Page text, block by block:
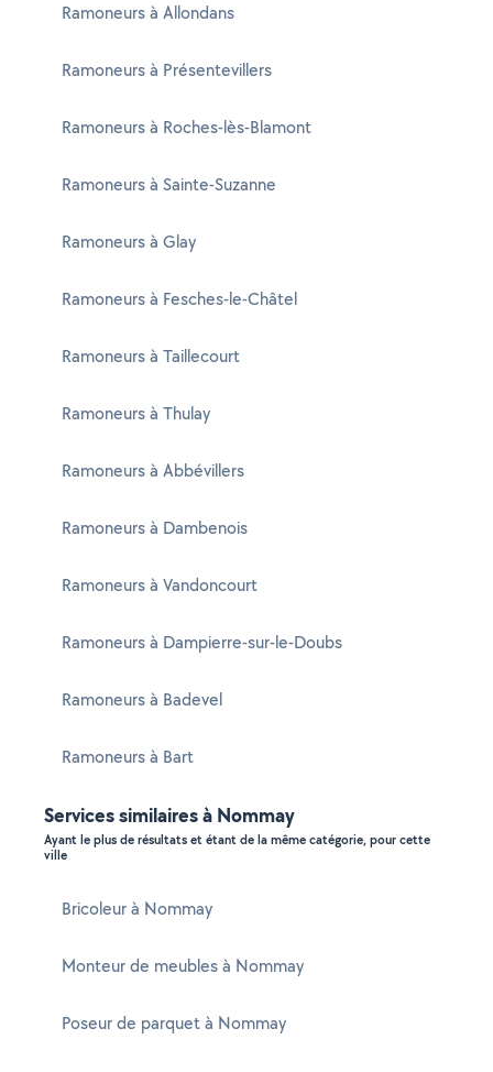
Ramoneurs à Allondans
Ramoneurs à Présentevillers
Ramoneurs à Roches-lès-Blamont
Ramoneurs à Sainte-Suzanne
Ramoneurs à Glay
Ramoneurs à Fesches-le-Châtel
Ramoneurs à Taillecourt
Ramoneurs à Thulay
Ramoneurs à Abbévillers
Ramoneurs à Dambenois
Ramoneurs à Vandoncourt
Ramoneurs à Dampierre-sur-le-Doubs
Ramoneurs à Badevel
Ramoneurs à Bart
Services similaires à Nommay
Ayant le plus de résultats et étant de la même catégorie, pour cette
ville
Bricoleur à Nommay
Monteur de meubles à Nommay
Poseur de parquet à Nommay